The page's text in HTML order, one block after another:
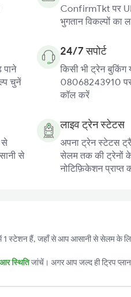
ConfirmTkt पर
भुगतान विकल्पों का
पाने
चुनें
24/7 सपोर्ट
किसी भी ट्रेन बुकिंग
08068243910 पर
कॉल करें
से
से
लाइव ट्रेन स्टेटस
अपना ट्रेन स्टेटस
सेलम तक की ट्रेनों के
नोटिफ़िकेशन प्राप्त
1 स्टेशन हैं, जहाँ से आप आसानी से सेलम के
स्थितिजांचें। अगर आप जल्द ही ट्रिप